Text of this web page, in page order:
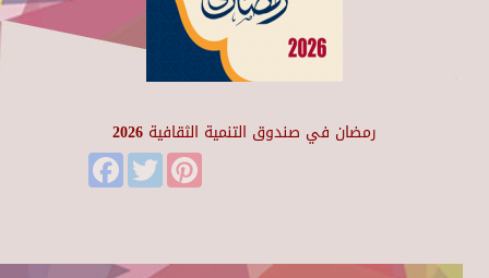
رمضان في صندوق التنمية الثقافية 2026
FacebookTwitter